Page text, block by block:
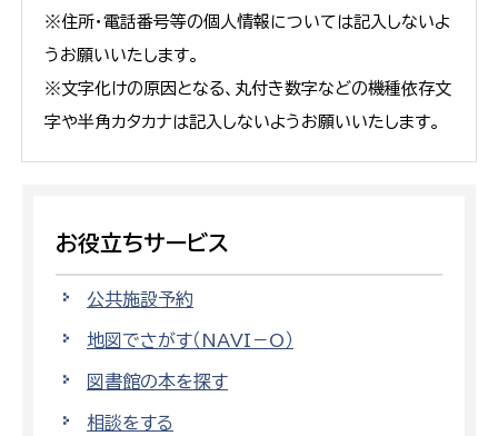
※住所・電話番号等の個人情報については記入しないよ
うお願いいたします。
※文字化けの原因となる、丸付き数字などの機種依存文
字や半角カタカナは記入しないようお願いいたします。
お役立ちサービス
公共施設予約
地図でさがす（NAVI－O）
図書館の本を探す
相談をする